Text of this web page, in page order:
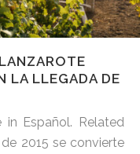
LA LLEGADA DE
Español. Related
2015 se convierte